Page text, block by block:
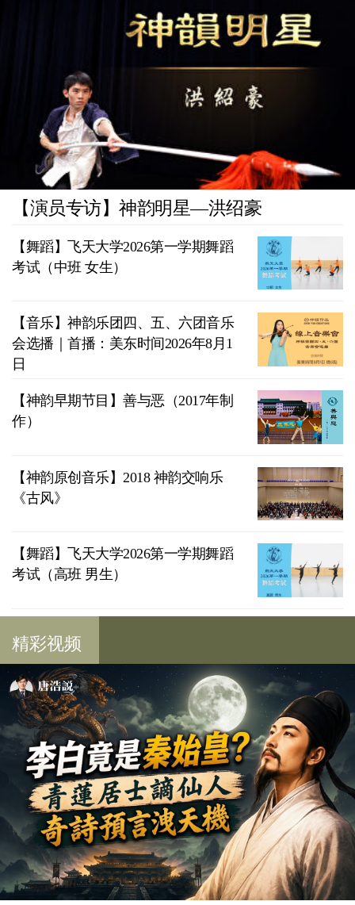
【演员专访】神韵明星—洪绍豪
【舞蹈】飞天大学2026第一学期舞蹈
考试（中班 女生）
【音乐】神韵乐团四、五、六团音乐
会选播｜首播：美东时间2026年8月1
日
【神韵早期节目】善与恶（2017年制
作）
【神韵原创音乐】2018 神韵交响乐
《古风》
【舞蹈】飞天大学2026第一学期舞蹈
考试（高班 男生）
精彩视频